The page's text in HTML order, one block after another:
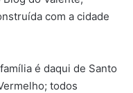
com a cidade
é daqui de Santo
todos